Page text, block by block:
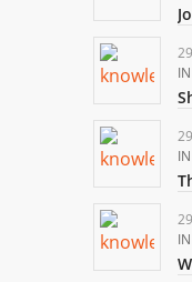
IN
IN
IN